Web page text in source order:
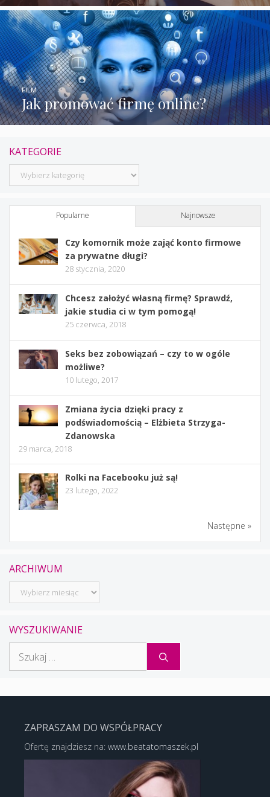
Jak promować firmę online?
FILM
KATEGORIE
Kategorie
Popularne Najnowsze
Czy komornik może zająć konto firmowe
za prywatne długi?
28 stycznia, 2020
Chcesz założyć własną firmę? Sprawdź,
jakie studia ci w tym pomogą!
25 czerwca, 2018
Seks bez zobowiązań – czy to w ogóle
możliwe?
10 lutego, 2017
Zmiana życia dzięki pracy z
podświadomością – Elżbieta Strzyga-
Zdanowska
29 marca, 2018
Rolki na Facebooku już są!
23 lutego, 2022
Następne »
ARCHIWUM
Archiwum
WYSZUKIWANIE
ZAPRASZAM DO WSPÓŁPRACY
Ofertę znajdziesz na: www.beatatomaszek.pl